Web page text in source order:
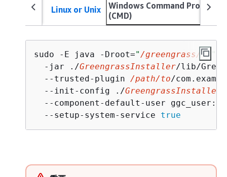
Linux or Unix
Windows Command Prompt
(CMD)
sudo -E java -Droot="/greengrass/v2 "
  -jar ./
GreengrassInstaller/lib/
  --trusted-plugin
/path/to/
  --init-config ./
GreengrassInstaller
--component-default-user
  --setup-system-service
true